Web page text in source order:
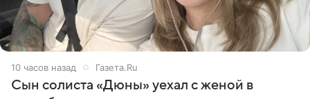
10 часов назад Газета.Ru
Сын солиста «Дюны» уехал с женой в